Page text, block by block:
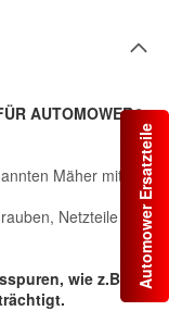
Automower Ersatzteile
AUTOMOWER®
Mäher mit
Netzteile
wie z.B.